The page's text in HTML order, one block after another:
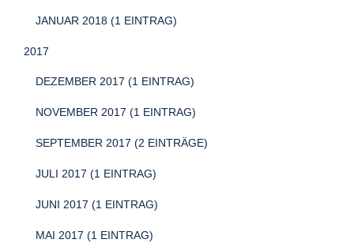
JANUAR 2018 (1 EINTRAG)
2017
DEZEMBER 2017 (1 EINTRAG)
NOVEMBER 2017 (1 EINTRAG)
SEPTEMBER 2017 (2 EINTRÄGE)
JULI 2017 (1 EINTRAG)
JUNI 2017 (1 EINTRAG)
MAI 2017 (1 EINTRAG)